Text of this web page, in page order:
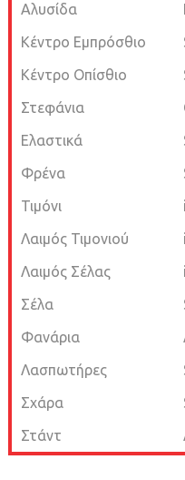
Αλυσίδα
Κέντρο Εμπρόσθιο
Κέντρο Οπίσθιο
Στεφάνια
Ελαστικά
Φρένα
Τιμόνι
Λαιμός Τιμονιού
Λαιμός Σέλας
Σέλα
Φανάρια
Λασπωτήρες
Σχάρα
Στάντ